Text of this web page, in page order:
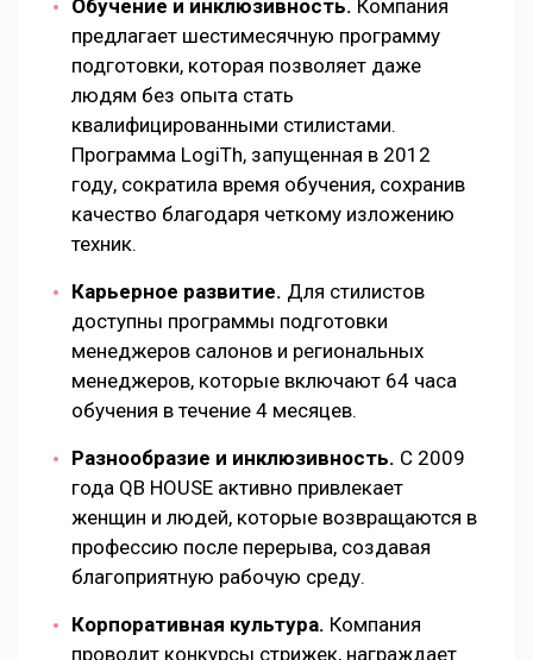
Обучение и инклюзивность. Компания
предлагает шестимесячную программу
подготовки, которая позволяет даже
людям без опыта стать
квалифицированными стилистами.
Программа LogiTh, запущенная в 2012
году, сократила время обучения, сохранив
качество благодаря четкому изложению
техник.
Карьерное развитие. Для стилистов
доступны программы подготовки
менеджеров салонов и региональных
менеджеров, которые включают 64 часа
обучения в течение 4 месяцев.
Разнообразие и инклюзивность. С 2009
года QB HOUSE активно привлекает
женщин и людей, которые возвращаются в
профессию после перерыва, создавая
благоприятную рабочую среду.
Корпоративная культура. Компания
проводит конкурсы стрижек, награждает